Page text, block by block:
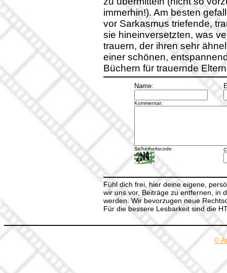
immerhin!). Am besten
vor Sarkasmus triefende,
sie hineinversetzten, was
trauern, der ihren sehr
einer schönen,
Büchern für trauernde Eltern
Name:
Kommentar:
Sicherheitscode:
Fühl dich frei, hier deine eigene,
wir uns vor, Beiträge zu entfernen, in
werden. Wir bevorzugen neue
Für die bessere Lesbarkeit sind die
©